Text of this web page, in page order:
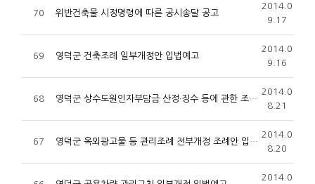
70 위반건축물 시정명령에 따른 공시송달 공고
2014.0
9.17
69 영덕군 건축조례 일부개정안 입법예고
2014.0
9.16
68 영덕군 상수도원인자부담금 산정·징수 등에 관한 조례 및 시행규칙(안) 입법예고
2014.0
8.21
67 영덕군 옥외광고물 등 관리조례 전부개정 조례안 입법예고
2014.0
8.20
2014.0